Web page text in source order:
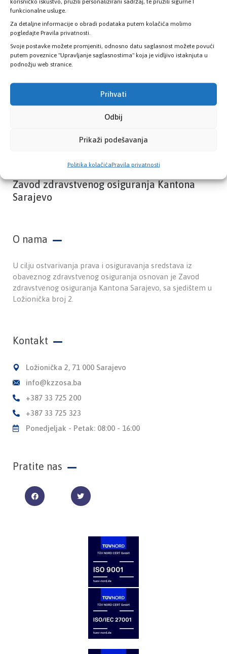
funkcionalne usluge.
Za detaljne informacije o obradi podataka putem kolačića molimo
pogledajte Pravila privatnosti.
Svoje postavke možete promjeniti, odnosno datu saglasnost možete povući
putem poveznice "Upravljanje saglasnostima" koja je vidljivo istaknjuta u
podnožju web stranice.
Prihvati
Odbij
Prikaži podešavanja
Politika kolačićaPravila privatnosti
Provjerite status vaše elektronske
zdravstvene kartice
PROVJERITE STATUS
Zavod zdravstvenog osiguranja Kantona
Sarajevo
O nama
U cilju ostvarivanja prava i osiguravanja sredstava iz
obaveznog zdravstvenog osiguranja osnovan je Zavod
zdravstvenog osiguranja Kantona Sarajevo, sa sjedištem u
Ložionička broj 2.
Kontakt
Ložionička 2, 71 000 Sarajevo
info@kzzosa.ba
+387 33 725 200
+387 33 725 323
Ponedjeljak - Petak: 08:00 - 16:00
Pratite nas